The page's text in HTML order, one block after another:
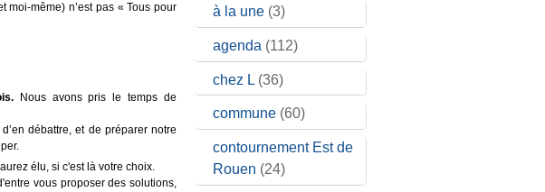
moi-même) n’est pas « Tous pour
Nous avons pris le temps de
débattre, et de préparer notre
élu, si c'est là votre choix.
vous proposer des solutions,
à la une (3)
agenda (112)
chez L (36)
commune (60)
contournement Est de
Rouen (24)